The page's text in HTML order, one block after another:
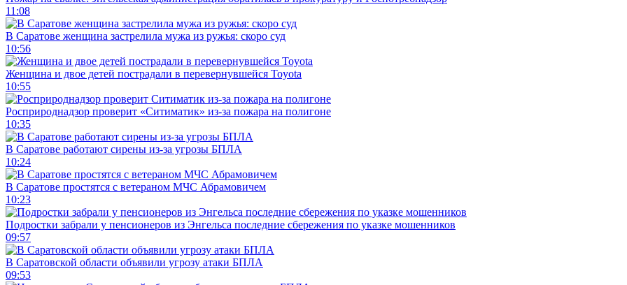
11:08
В Саратове женщина застрелила мужа из ружья: скоро суд
10:56
Женщина и двое детей пострадали в перевернувшейся Toyota
10:55
Росприроднадзор проверит «Ситиматик» из-за пожара на полигоне
10:35
В Саратове работают сирены из-за угрозы БПЛА
10:24
В Саратове простятся с ветераном МЧС Абрамовичем
10:23
Подростки забрали у пенсионеров из Энгельса последние сбережения по указке мошенников
09:57
В Саратовской области объявили угрозу атаки БПЛА
09:53